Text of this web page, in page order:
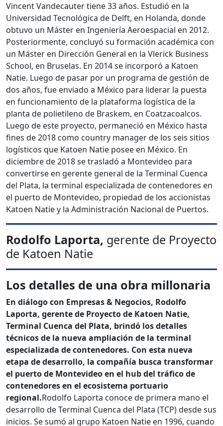
Vincent Vandecauter tiene 33 años. Estudió en la
Universidad Tecnológica de Delft, en Holanda, donde
obtuvo un Máster en Ingeniería Aeroespacial en 2012.
Posteriormente, concluyó su formación académica con
un Máster en Dirección General en la Vlerick Business
School, en Bruselas. En 2014 se incorporó a Katoen
Natie. Luego de pasar por un programa de gestión de
dos años, fue enviado a México para liderar la puesta
en funcionamiento de la plataforma logística de la
planta de polietileno de Braskem, en Coatzacoalcos.
Luego de este proyecto, permaneció en México hasta
fines de 2018 como country manager de los seis sitios
logísticos que Katoen Natie posee en México. En
diciembre de 2018 se trasladó a Montevideo para
convertirse en gerente general de la Terminal Cuenca
del Plata, la terminal especializada de contenedores en
el puerto de Montevideo, propiedad de los accionistas
Katoen Natie y la Administración Nacional de Puertos.
Rodolfo Laporta, gerente de Proyecto
de Katoen Natie
Los detalles de una obra millonaria
En diálogo con Empresas & Negocios, Rodolfo
Laporta, gerente de Proyecto de Katoen Natie,
Terminal Cuenca del Plata, brindó los detalles
técnicos de la nueva ampliación de la terminal
especializada de contenedores. Con esta nueva
etapa de desarrollo, la compañía busca transformar
el puerto de Montevideo en el hub del tráfico de
contenedores en el ecosistema portuario
regional.Rodolfo Laporta conoce de primera mano el
desarrollo de Terminal Cuenca del Plata (TCP) desde sus
inicios. Se sumó al grupo Katoen Natie en 1996, cuando